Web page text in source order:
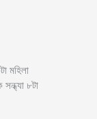
সন্ধ্যা ৮টা